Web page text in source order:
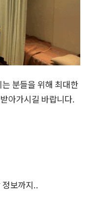
분들을 위해 최대한
아가시길 바랍니다.
보까지..